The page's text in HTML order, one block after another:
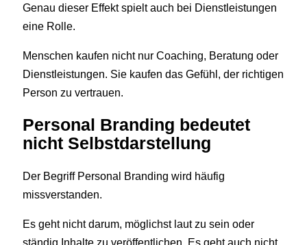
Genau dieser Effekt spielt auch bei Dienstleistungen
eine Rolle.
Menschen kaufen nicht nur Coaching, Beratung oder
Dienstleistungen. Sie kaufen das Gefühl, der richtigen
Person zu vertrauen.
Personal Branding bedeutet
nicht Selbstdarstellung
Der Begriff Personal Branding wird häufig
missverstanden.
Es geht nicht darum, möglichst laut zu sein oder
ständig Inhalte zu veröffentlichen. Es geht auch nicht